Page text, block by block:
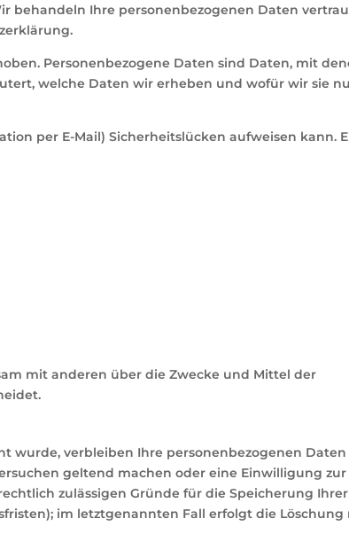
behandeln Ihre personenbezogenen Daten
Personenbezogene Daten sind Daten, mit
welche Daten wir erheben und wofür wir sie
per E-Mail) Sicherheitslücken aufweisen kann.
mit anderen über die Zwecke und Mittel der
wurde, verbleiben Ihre personenbezogenen Daten
geltend machen oder eine Einwilligung zur
zulässigen Gründe für die Speicherung Ihrer
im letztgenannten Fall erfolgt die Löschung